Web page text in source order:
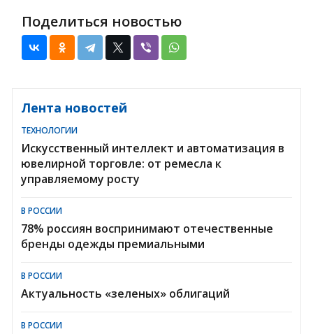
Поделиться новостью
Лента новостей
ТЕХНОЛОГИИ
Искусственный интеллект и автоматизация в
ювелирной торговле: от ремесла к
управляемому росту
В РОССИИ
78% россиян воспринимают отечественные
бренды одежды премиальными
В РОССИИ
Актуальность «зеленых» облигаций
В РОССИИ